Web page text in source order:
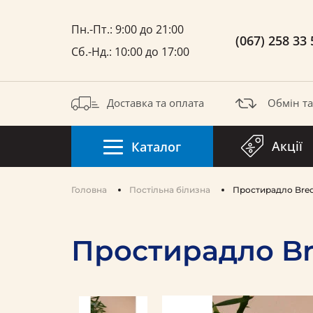
Пн.-Пт.: 9:00 до 21:00
Сб.-Нд.: 10:00 до 17:00
(067) 258 33
Доставка та оплата Обмін
Каталог Акції
Головна Постільна білизна Простирадло
Простирадло